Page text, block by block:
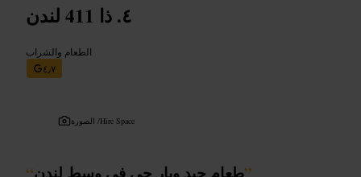
ذا 411 لندن
الطعام والشراب
٤٫٧
الصورة /Hire Space
“طعام جيد وبار حي في وسط لندن”